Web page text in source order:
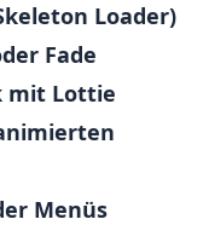
Loader)
Fade
mit Lottie
Menüs